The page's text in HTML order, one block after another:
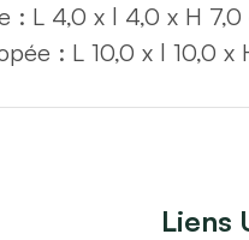
: L 4,0 x l 4,0 x H 7,0
: L 10,0 x l 10,0 x
Liens